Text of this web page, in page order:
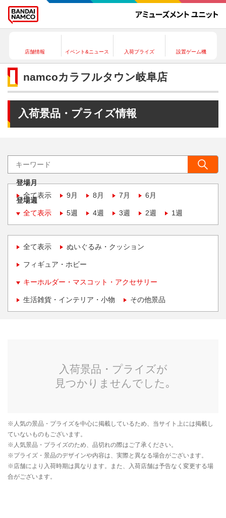
店舗情報 イベント&ニュース 入荷プライズ 設置ゲーム機
namcoカラフルタウン岐阜店
入荷景品・プライズ情報
登場月
全て表示
9月 8月 7月 6月
登場週
全て表示
5週 4週 3週 2週 1週
全て表示 ぬいぐるみ・クッション
フィギュア・ホビー
キーホルダー・マスコット・アクセサリー
生活雑貨・インテリア・小物 その他景品